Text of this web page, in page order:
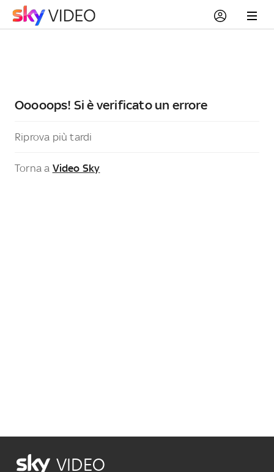
Ooooops! Si è verificato un errore
Riprova più tardi
Torna a Video Sky
VIDEO